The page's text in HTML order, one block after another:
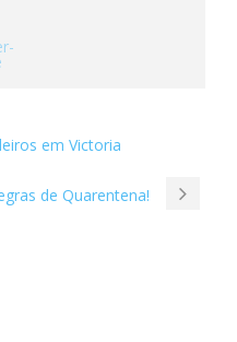
em Victoria
de Quarentena!